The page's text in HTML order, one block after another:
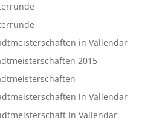
in Vallendar
2015
in Vallendar
in Vallendar